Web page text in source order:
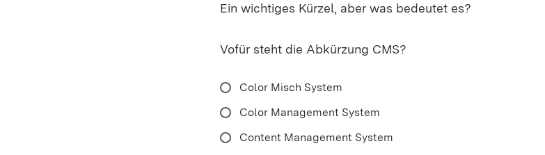
Ein wichtiges Kürzel, aber was bedeutet es?
Vofür steht die Abkürzung CMS?
Color Misch System
Color Management System
Content Management System